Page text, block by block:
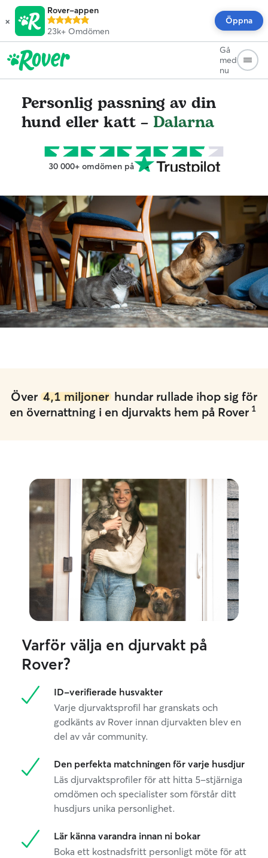
×
Rover-appen
23k+ Omdömen
Öppna
Gå
med
nu
Personlig passning av din
hund eller katt – Dalarna
30 000+ omdömen på
Över 4,1 miljoner hundar rullade ihop sig för
en övernattning i en djurvakts hem på Rover 1
Varför välja en djurvakt på
Rover?
ID-verifierade husvakter
Varje djurvaktsprofil har granskats och
godkänts av Rover innan djurvakten blev en
del av vår community.
Den perfekta matchningen för varje husdjur
Läs djurvaktsprofiler för att hitta 5-stjärniga
omdömen och specialister som förstår ditt
husdjurs unika personlighet.
Lär känna varandra innan ni bokar
Boka ett kostnadsfritt personligt möte för att